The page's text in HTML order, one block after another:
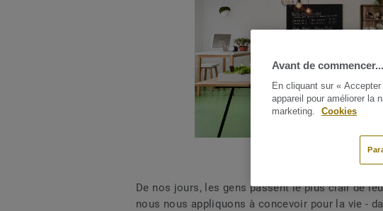
De nos jours, les gens passent le plus clair de
nous nous appliquons à concevoir pour la vie -
Avant de commencer...
En cliquant sur «
appareil pour améliorer la
marketing.
Cookies